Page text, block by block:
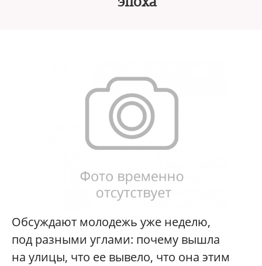
Обсуждают молодежь уже неделю,
под разными углами: почему вышла
на улицы, что ее вывело, что она этим